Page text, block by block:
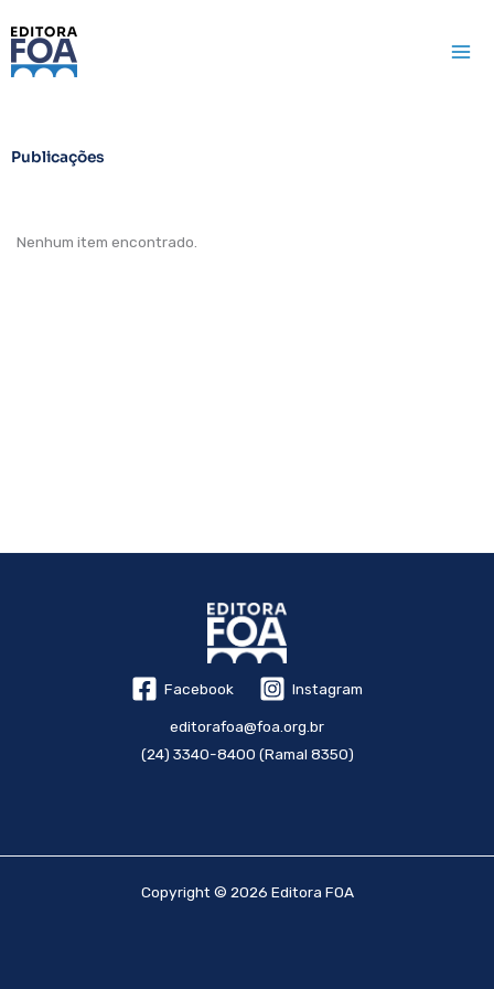
para
Publicações
Nenhum item encontrado.
Facebook Instagram
editorafoa@foa.org.br
(24) 3340-8400 (Ramal 8350)
Copyright © 2026 Editora FOA